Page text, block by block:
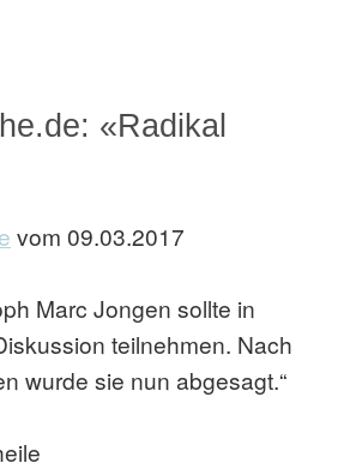
«Radikal
vom 09.03.2017
Marc Jongen sollte in
teilnehmen. Nach
wurde sie nun abgesagt.“